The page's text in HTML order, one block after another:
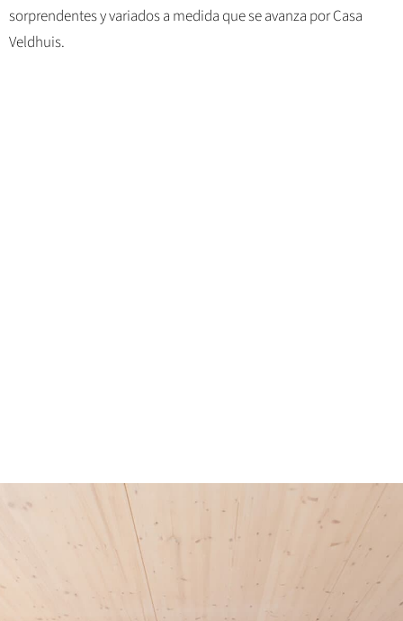
sorprendentes y variados a medida que se avanza por Casa
Veldhuis.